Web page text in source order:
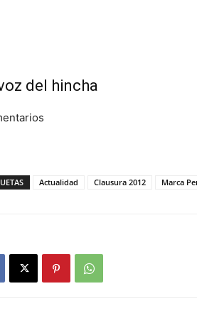
del hincha
Actualidad Clausura 2012 Marca